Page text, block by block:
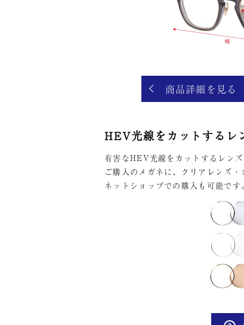
商品詳細を見る
HEV光線をカットするレ
有害なHEV光線をカットするレンズ
ご購入のメガネに、クリアレンズ
ネットショップでの購入も可能です。